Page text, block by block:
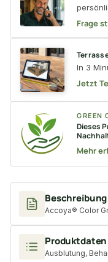
Beschreibung
Accoya® Color
Produktdaten
Ausblutung,
Frage
In 3
Jetzt
GREEN
Dieses
Mehr